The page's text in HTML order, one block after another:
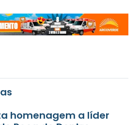
homenagem a líder